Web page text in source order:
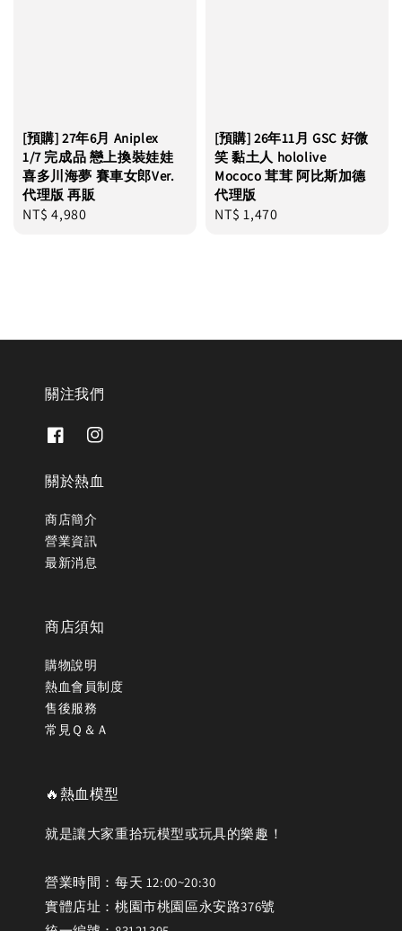
[預購] 27年6月 Aniplex
1/7 完成品 戀上換裝娃娃
喜多川海夢 賽車女郎Ver.
代理版 再販
Regular
NT$ 4,980
[預購] 26年11月 GSC 好微
笑 黏土人 hololive
Mococo 茸茸 阿比斯加德
代理版
Regular
NT$ 1,470
關注我們
關於熱血
商店簡介
營業資訊
最新消息
商店須知
購物說明
熱血會員制度
售後服務
常見Ｑ＆Ａ
🔥熱血模型
就是讓大家重拾玩模型或玩具的樂趣！
營業時間：每天 12:00~20:30
實體店址：桃園市桃園區永安路376號